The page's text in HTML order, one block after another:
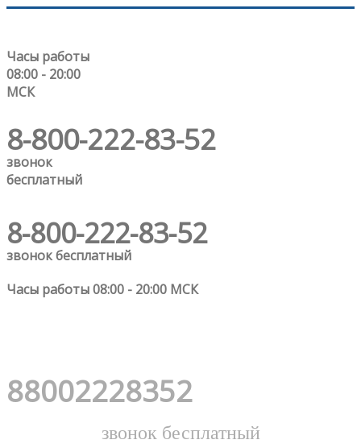
Часы работы
08:00 - 20:00
МСК
8-800-222-83-52
звонок
бесплатный
8-800-222-83-52
звонок бесплатный
Часы работы 08:00 - 20:00 МСК
88002228352
звонок бесплатный